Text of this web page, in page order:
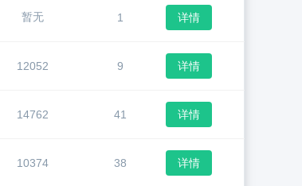
暂无 1 详情
12052 9 详情
14762 41 详情
10374 38 详情